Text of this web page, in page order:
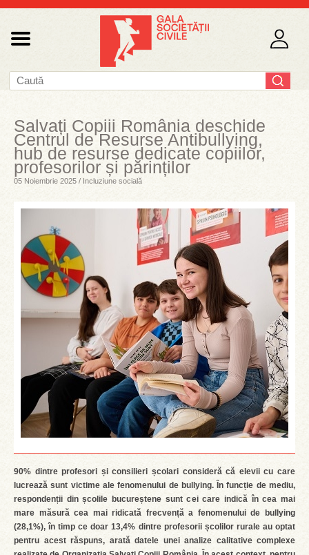
Salvați Copiii România deschide
Centrul de Resurse Antibullying,
hub de resurse dedicate copiilor,
profesorilor și părinților
05 Noiembrie 2025 / Incluziune socială
90% dintre profesori și consilieri școlari consideră că elevii cu care
lucrează sunt victime ale fenomenului de bullying. În funcție de mediu,
respondenții din școlile bucureștene sunt cei care indică în cea mai
mare măsură cea mai ridicată frecvență a fenomenului de bullying
(28,1%), în timp ce doar 13,4% dintre profesorii școlilor rurale au optat
pentru acest răspuns, arată datele unei analize calitative complexe